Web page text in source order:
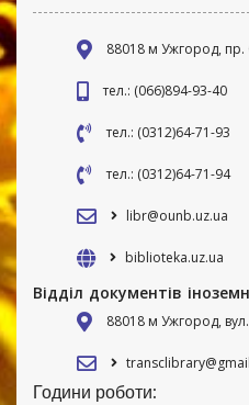
88018 м Ужгород,
тел.: (066)894-93-40
тел.: (0312)64-71-93
тел.: (0312)64-71-94
libr@ounb.uz.ua
biblioteka.uz.ua
Відділ документів
88018 м Ужгород,
Години роботи: